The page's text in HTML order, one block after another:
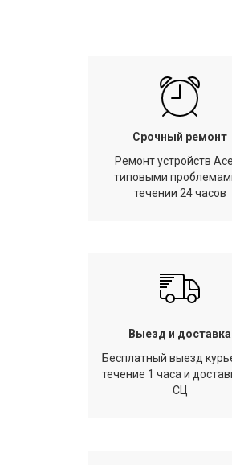
Срочный ремонт
Ремонт устройств
типовыми
течении 24 часов
Выезд и доставка
Бесплатный выезд
течение 1 часа и
СЦ